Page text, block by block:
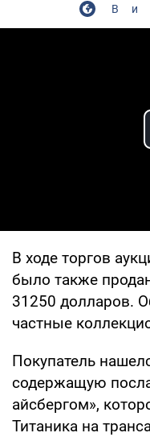
В ходе торгов
было также
31250 долларов.
частные
Покупатель
содержащую
айсбергом»,
Титаника на